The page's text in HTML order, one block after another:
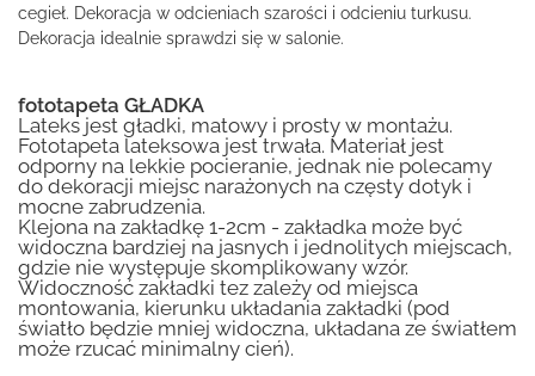
cegieł. Dekoracja w odcieniach szarości i odcieniu turkusu.
Dekoracja idealnie sprawdzi się w salonie.
fototapeta GŁADKA
Lateks jest gładki, matowy i prosty w montażu.
Fototapeta lateksowa jest trwała. Materiał jest
odporny na lekkie pocieranie, jednak nie polecamy
do dekoracji miejsc narażonych na częsty dotyk i
mocne zabrudzenia.
Klejona na zakładkę 1-2cm - zakładka może być
widoczna bardziej na jasnych i jednolitych miejscach,
gdzie nie występuje skomplikowany wzór.
Widoczność zakładki tez zależy od miejsca
montowania, kierunku układania zakładki (pod
światło będzie mniej widoczna, układana ze światłem
może rzucać minimalny cień).